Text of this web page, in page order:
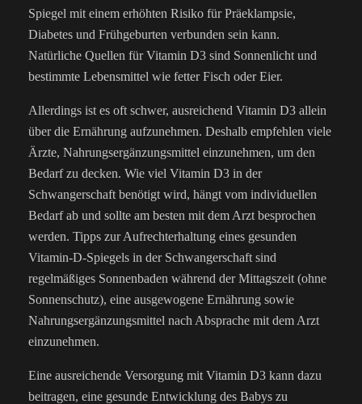
Spiegel mit einem erhöhten Risiko für Präeklampsie,
Diabetes und Frühgeburten verbunden sein kann.
Natürliche Quellen für Vitamin D3 sind Sonnenlicht und
bestimmte Lebensmittel wie fetter Fisch oder Eier.
Allerdings ist es oft schwer, ausreichend Vitamin D3 allein
über die Ernährung aufzunehmen. Deshalb empfehlen viele
Ärzte, Nahrungsergänzungsmittel einzunehmen, um den
Bedarf zu decken. Wie viel Vitamin D3 in der
Schwangerschaft benötigt wird, hängt vom individuellen
Bedarf ab und sollte am besten mit dem Arzt besprochen
werden. Tipps zur Aufrechterhaltung eines gesunden
Vitamin-D-Spiegels in der Schwangerschaft sind
regelmäßiges Sonnenbaden während der Mittagszeit (ohne
Sonnenschutz), eine ausgewogene Ernährung sowie
Nahrungsergänzungsmittel nach Absprache mit dem Arzt
einzunehmen.
Eine ausreichende Versorgung mit Vitamin D3 kann dazu
beitragen, eine gesunde Entwicklung des Babys zu